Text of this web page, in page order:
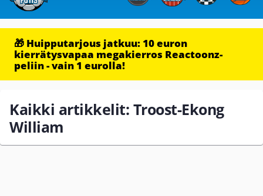
🎁 Huipputarjous jatkuu: 10 euron
kierrätysvapaa megakierros Reactoonz-
peliin - vain 1 eurolla!
Kaikki artikkelit: Troost-Ekong
William